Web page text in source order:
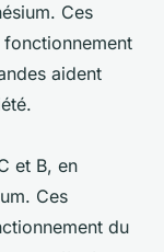
Ces
aident
et B, en
Ces
du